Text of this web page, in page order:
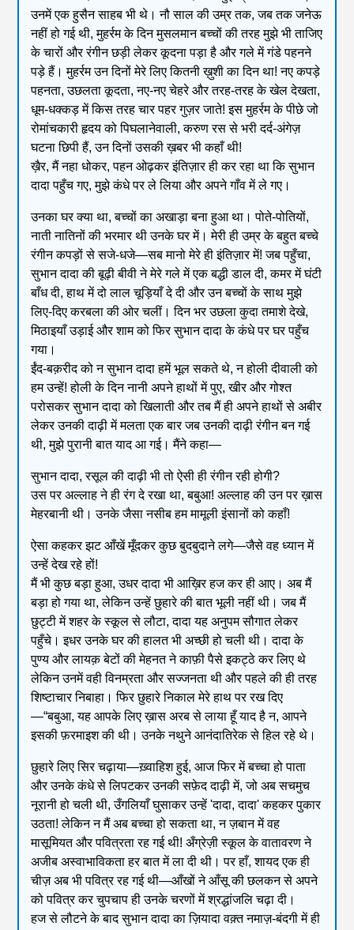
उनमें एक हुसैन साहब भी थे। नौ साल की उम्र तक, जब तक जनेऊ
नहीं हो गई थी, मुहर्रम के दिन मुसलमान बच्चों की तरह मुझे भी ताजिए
के चारों और रंगीन छड़ी लेकर कूदना पड़ा है और गले में गंडे पहनने
पड़े हैं। मुहर्रम उन दिनों मेरे लिए कितनी ख़ुशी का दिन था! नए कपड़े
पहनता, उछलता कूदता, नए-नए चेहरे और तरह-तरह के खेल देखता,
धूम-धक्कड़ में किस तरह चार पहर गुज़र जाते! इस मुहर्रम के पीछे जो
रोमांचकारी हृदय को पिघलानेवाली, करुण रस से भरी दर्द-अंगेज़
घटना छिपी हैं, उन दिनों उसकी ख़बर भी कहाँ थी!
ख़ैर, मैं नहा धोकर, पहन ओढ़कर इंतिज़ार ही कर रहा था कि सुभान
दादा पहुँच गए, मुझे कंधे पर ले लिया और अपने गाँव में ले गए।
उनका घर क्या था, बच्चों का अखाड़ा बना हुआ था। पोते-पोतियों,
नाती नातिनों की भरमार थी उनके घर में। मेरी ही उम्र के बहुत बच्चे
रंगीन कपड़ों से सजे-धजे—सब मानो मेरे ही इंतिज़ार में! जब पहुँचा,
सुभान दादा की बूढ़ी बीवी ने मेरे गले में एक बद्धी डाल दी, कमर में घंटी
बाँध दी, हाथ में दो लाल चूड़ियाँ दे दी और उन बच्चों के साथ मुझे
लिए-दिए करबला की ओर चलीं। दिन भर उछला कुदा तमाशे देखे,
मिठाइयाँ उड़ाई और शाम को फिर सुभान दादा के कंधे पर घर पहुँच
गया।
ईंद-बक़रीद को न सुभान दादा हमें भूल सकते थे, न होली दीवाली को
हम उन्हें! होली के दिन नानी अपने हाथों में पुए, खीर और गोश्त
परोसकर सुभान दादा को खिलाती और तब मैं ही अपने हाथों से अबीर
लेकर उनकी दाढ़ी में मलता एक बार जब उनकी दाढ़ी रंगीन बन गई
थी, मुझे पुरानी बात याद आ गई। मैंने कहा—
सुभान दादा, रसूल की दाढ़ी भी तो ऐसी ही रंगीन रही होगी?
उस पर अल्लाह ने ही रंग दे रखा था, बबुआ! अल्लाह की उन पर ख़ास
मेहरबानी थी। उनके जैसा नसीब हम मामूली इंसानों को कहाँ!
ऐसा कहकर झट आँखें मूँदकर कुछ बुदबुदाने लगे—जैसे वह ध्यान में
उन्हें देख रहे हों!
मैं भी कुछ बड़ा हुआ, उधर दादा भी आख़िर हज कर ही आए। अब मैं
बड़ा हो गया था, लेकिन उन्हें छुहारे की बात भूली नहीं थी। जब मैं
छुट्टी में शहर के स्कूल से लौटा, दादा यह अनुपम सौगात लेकर
पहुँचे। इधर उनके घर की हालत भी अच्छी हो चली थी। दादा के
पुण्य और लायक़ बेटों की मेहनत ने काफ़ी पैसे इकट्ठे कर लिए थे
लेकिन उनमें वही विनम्रता और सज्जनता थी और पहले की ही तरह
शिष्टाचार निबाहा। फिर छुहारे निकाल मेरे हाथ पर रख दिए
—“बबुआ, यह आपके लिए ख़ास अरब से लाया हूँ याद है न, आपने
इसकी फ़रमाइश की थी। उनके नथुने आनंदातिरेक से हिल रहे थे।
छुहारे लिए सिर चढ़ाया—ख़्वाहिश हुई, आज फिर में बच्चा हो पाता
और उनके कंधे से लिपटकर उनकी सफ़ेद दाढ़ी में, जो अब सचमुच
नूरानी हो चली थी, उँगलियाँ घुसाकर उन्हें 'दादा, दादा' कहकर पुकार
उठता! लेकिन न मैं अब बच्चा हो सकता था, न ज़बान में वह
मासूमियत और पवित्रता रह गई थी! अँग्रेज़ी स्कूल के वातावरण ने
अजीब अस्वाभाविकता हर बात में ला दी थी। पर हाँ, शायद एक ही
चीज़ अब भी पवित्र रह गई थी—आँखों ने आँसू की छलकन से अपने
को पवित्र कर चुपचाप ही उनके चरणों में श्रद्धांजलि चढ़ा दी।
हज से लौटने के बाद सुभान दादा का ज़ियादा वक़्त नमाज़-बंदगी में ही